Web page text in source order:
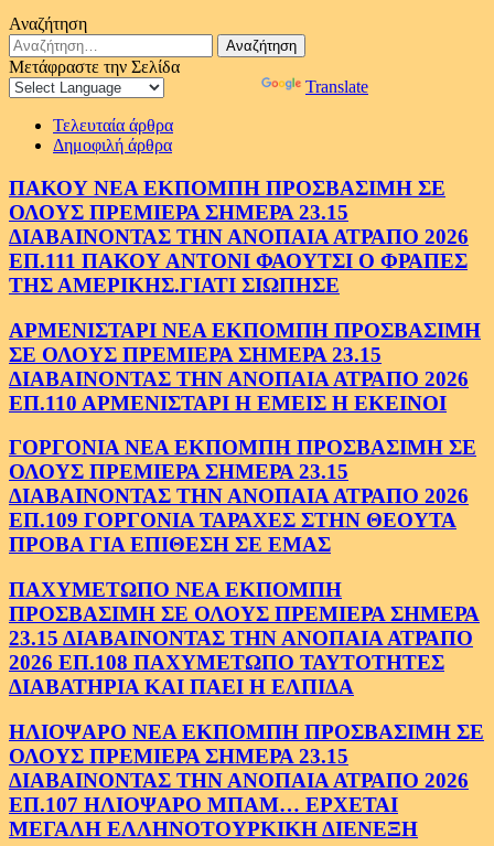
Αναζήτηση
Αναζήτηση
για:
Μετάφραστε την Σελίδα
Translate
Τελευταία άρθρα
Δημοφιλή άρθρα
ΠΑΚΟΥ ΝΕΑ ΕΚΠΟΜΠΗ ΠΡΟΣΒΑΣΙΜΗ ΣΕ
ΟΛΟΥΣ ΠΡΕΜΙΕΡΑ ΣΗΜΕΡΑ 23.15
ΔΙΑΒΑΙΝΟΝΤΑΣ ΤΗΝ ΑΝΟΠΑΙΑ ΑΤΡΑΠΟ 2026
ΕΠ.111 ΠΑΚΟΥ ΑΝΤΟΝΙ ΦΑΟΥΤΣΙ Ο ΦΡΑΠΕΣ
ΤΗΣ ΑΜΕΡΙΚΗΣ.ΓΙΑΤΙ ΣΙΩΠΗΣΕ
ΑΡΜΕΝΙΣΤΑΡΙ ΝΕΑ ΕΚΠΟΜΠΗ ΠΡΟΣΒΑΣΙΜΗ
ΣΕ ΟΛΟΥΣ ΠΡΕΜΙΕΡΑ ΣΗΜΕΡΑ 23.15
ΔΙΑΒΑΙΝΟΝΤΑΣ ΤΗΝ ΑΝΟΠΑΙΑ ΑΤΡΑΠΟ 2026
ΕΠ.110 ΑΡΜΕΝΙΣΤΑΡΙ Η ΕΜΕΙΣ Η ΕΚΕΙΝΟΙ
ΓΟΡΓΟΝΙΑ ΝΕΑ ΕΚΠΟΜΠΗ ΠΡΟΣΒΑΣΙΜΗ ΣΕ
ΟΛΟΥΣ ΠΡΕΜΙΕΡΑ ΣΗΜΕΡΑ 23.15
ΔΙΑΒΑΙΝΟΝΤΑΣ ΤΗΝ ΑΝΟΠΑΙΑ ΑΤΡΑΠΟ 2026
ΕΠ.109 ΓΟΡΓΟΝΙΑ ΤΑΡΑΧΕΣ ΣΤΗΝ ΘΕΟΥΤΑ
ΠΡΟΒΑ ΓΙΑ ΕΠΙΘΕΣΗ ΣΕ ΕΜΑΣ
ΠΑΧΥΜΕΤΩΠΟ ΝΕΑ ΕΚΠΟΜΠΗ
ΠΡΟΣΒΑΣΙΜΗ ΣΕ ΟΛΟΥΣ ΠΡΕΜΙΕΡΑ ΣΗΜΕΡΑ
23.15 ΔΙΑΒΑΙΝΟΝΤΑΣ ΤΗΝ ΑΝΟΠΑΙΑ ΑΤΡΑΠΟ
2026 ΕΠ.108 ΠΑΧΥΜΕΤΩΠΟ ΤΑΥΤΟΤΗΤΕΣ
ΔΙΑΒΑΤΗΡΙΑ ΚΑΙ ΠΑΕΙ Η ΕΛΠΙΔΑ
ΗΛΙΟΨΑΡΟ ΝΕΑ ΕΚΠΟΜΠΗ ΠΡΟΣΒΑΣΙΜΗ ΣΕ
ΟΛΟΥΣ ΠΡΕΜΙΕΡΑ ΣΗΜΕΡΑ 23.15
ΔΙΑΒΑΙΝΟΝΤΑΣ ΤΗΝ ΑΝΟΠΑΙΑ ΑΤΡΑΠΟ 2026
ΕΠ.107 ΗΛΙΟΨΑΡΟ ΜΠΑΜ… ΕΡΧΕΤΑΙ
ΜΕΓΑΛΗ ΕΛΛΗΝΟΤΟΥΡΚΙΚΗ ΔΙΕΝΕΞΗ